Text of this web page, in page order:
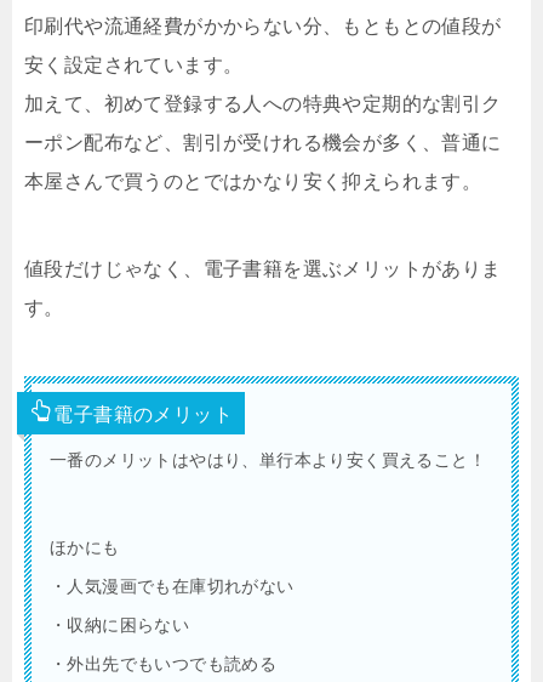
印刷代や流通経費がかからない分、もともとの値段が
安く設定されています。
加えて、初めて登録する人への特典や定期的な割引ク
ーポン配布など、割引が受けれる機会が多く、普通に
本屋さんで買うのとではかなり安く抑えられます。
値段だけじゃなく、電子書籍を選ぶメリットがありま
す。
電子書籍のメリット
一番のメリットはやはり、単行本より安く買えること！
ほかにも
・人気漫画でも在庫切れがない
・収納に困らない
・外出先でもいつでも読める